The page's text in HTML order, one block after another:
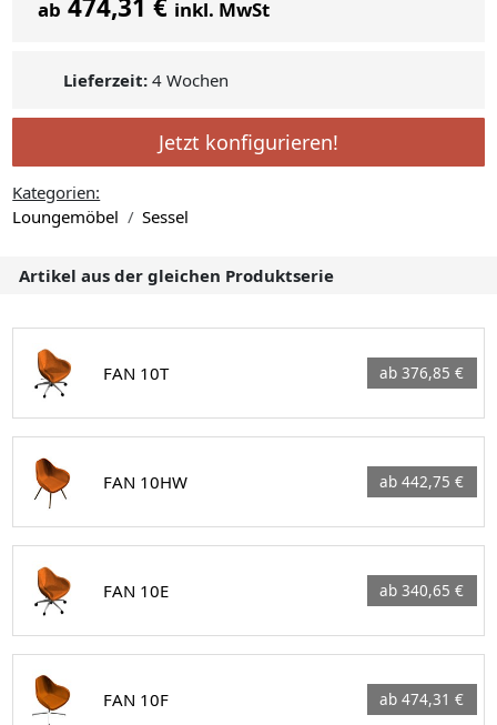
ab 474,31 € inkl. MwSt
Lieferzeit: 4 Wochen
Jetzt konfigurieren!
Kategorien:
Loungemöbel
Sessel
Artikel aus der gleichen Produktserie
FAN 10T ab 376,85 €
FAN 10HW ab 442,75 €
FAN 10E ab 340,65 €
FAN 10F ab 474,31 €